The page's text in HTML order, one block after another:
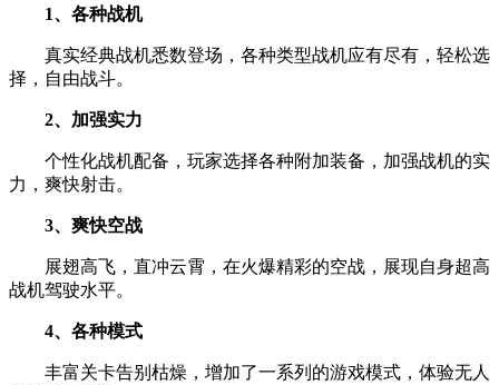
1、各种战机
真实经典战机悉数登场，各种类型战机应有尽有，轻松选
择，自由战斗。
2、加强实力
个性化战机配备，玩家选择各种附加装备，加强战机的实
力，爽快射击。
3、爽快空战
展翅高飞，直冲云霄，在火爆精彩的空战，展现自身超高
战机驾驶水平。
4、各种模式
丰富关卡告别枯燥，增加了一系列的游戏模式，体验无人